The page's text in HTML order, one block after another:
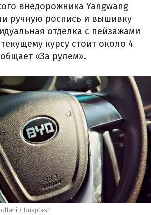
внедорожника Yangwang
ручную роспись и вышивку
отделка с пейзажами
курсу стоит около 4
«За рулем».
/ Unsplash